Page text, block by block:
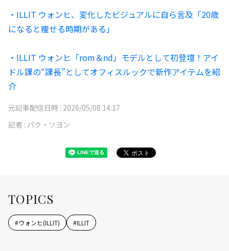
・ILLIT ウォンヒ、変化したビジュアルに自ら言及「20歳
になると痩せる時期がある」
・ILLIT ウォンヒ「rom＆nd」モデルとして初登壇！アイ
ドル課の“課長”としてオフィスルックで新作アイテムを紹
介
元記事配信日時 : 2026/05/08 14:17
記者 : パク・ソヨン
TOPICS
#ウォンヒ(ILLIT) #ILLIT